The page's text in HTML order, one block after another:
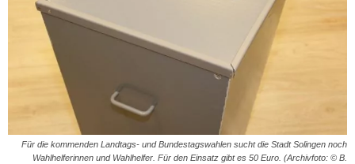
Für die kommenden Landtags- und Bundestagswahlen sucht die Stadt Solingen noch
Wahlhelferinnen und Wahlhelfer. Für den Einsatz gibt es 50 Euro. (Archivfoto: © B.